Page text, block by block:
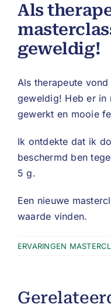
Als
geweldig!
Als therapeute
geweldig! Heb er in
gewerkt en mooie
Ik ontdekte dat ik
beschermd ben
5 g.
Een nieuwe
waarde vinden.
ERVARINGEN